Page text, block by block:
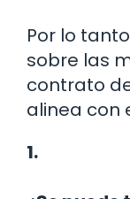
Por lo
sobre las
contrato
alinea con
1.